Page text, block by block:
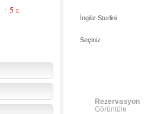
İngiliz Sterlini
Seçiniz
Rezervasyon
Görüntüle
: 5 £